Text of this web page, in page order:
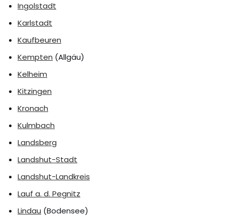
Ingolstadt
Karlstadt
Kaufbeuren
Kempten (Allgäu)
Kelheim
Kitzingen
Kronach
Kulmbach
Landsberg
Landshut-Stadt
Landshut-Landkreis
Lauf a. d. Pegnitz
Lindau (Bodensee)